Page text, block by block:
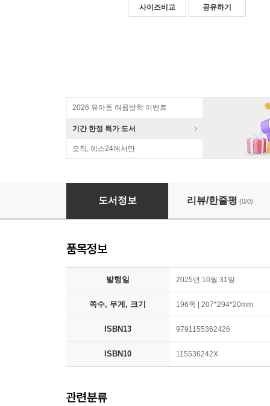
사이즈비교 공유하기
2026 유아동 여름방학 이벤트
기간 한정 특가 도서
오직, 예스24에서만
집안일 쉽게 하는 법 (큰글자도서)
도서정보 리뷰/한줄평 (0/0)
품목정보
발행일 2025년 10월 31일
쪽수, 무게, 크기 196쪽 | 207*294*20mm
ISBN13 9791155362426
ISBN10 115536242X
관련분류